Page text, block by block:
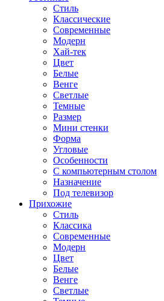
Стиль
Классические
Современные
Модерн
Хай-тек
Цвет
Белые
Венге
Светлые
Темные
Размер
Мини стенки
Форма
Угловые
Особенности
С компьютерным столом
Назначение
Под телевизор
Прихожие
Стиль
Классика
Современные
Модерн
Цвет
Белые
Венге
Светлые